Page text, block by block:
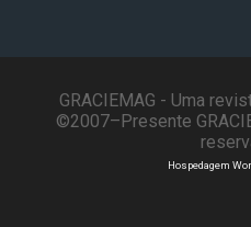
GRACIEMAG - Uma
©2007–Presente
Hospedagem